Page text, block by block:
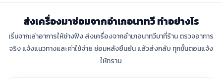
ส่งเครื่องมาซ่อมจากอำเภอนาทวี ทำอย่างไร
เริ่มจากเล่าอาการให้ช่างฟัง ส่งเครื่องจากอำเภอนาทวีมาที่ร้าน ตรวจอาการ
จริง แจ้งแนวทางและค่าใช้จ่าย ซ่อมหลังยืนยัน แล้วส่งกลับ ทุกขั้นตอนแจ้ง
ให้ทราบ